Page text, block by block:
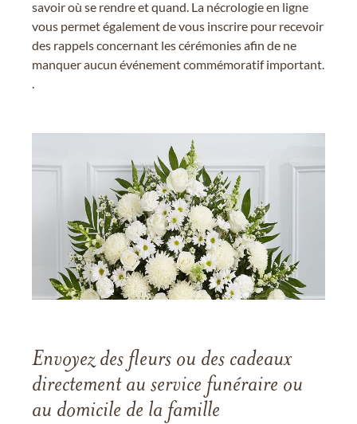
savoir où se rendre et quand. La nécrologie en ligne
vous permet également de vous inscrire pour recevoir
des rappels concernant les cérémonies afin de ne
manquer aucun événement commémoratif important.
Envoyez des fleurs ou des cadeaux
directement au service funéraire ou
au domicile de la famille